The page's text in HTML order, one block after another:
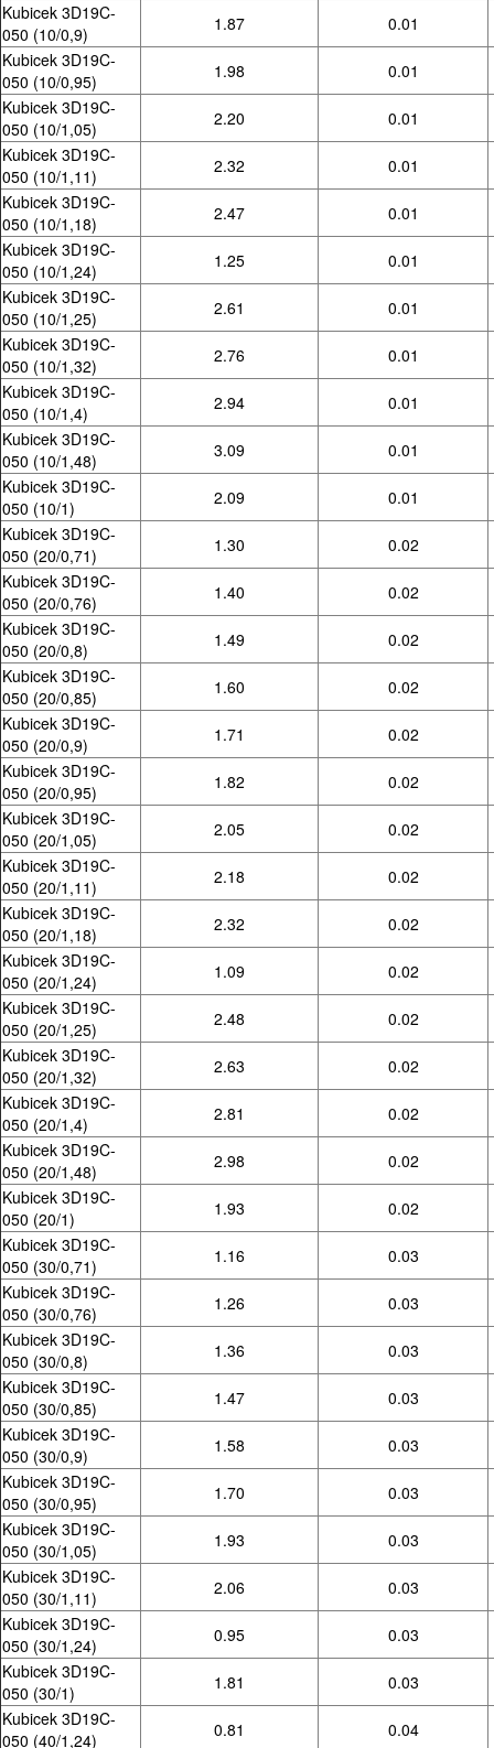
Kubicek 3D19C-
050 (10/0,9)
1.87
0.01
Kubicek 3D19C-
050 (10/0,95)
1.98
0.01
Kubicek 3D19C-
050 (10/1,05)
2.20
0.01
Kubicek 3D19C-
050 (10/1,11)
2.32
0.01
Kubicek 3D19C-
050 (10/1,18)
2.47
0.01
Kubicek 3D19C-
050 (10/1,24)
1.25
0.01
Kubicek 3D19C-
050 (10/1,25)
2.61
0.01
Kubicek 3D19C-
050 (10/1,32)
2.76
0.01
Kubicek 3D19C-
050 (10/1,4)
2.94
0.01
Kubicek 3D19C-
050 (10/1,48)
3.09
0.01
Kubicek 3D19C-
050 (10/1)
2.09
0.01
Kubicek 3D19C-
050 (20/0,71)
1.30
0.02
Kubicek 3D19C-
050 (20/0,76)
1.40
0.02
Kubicek 3D19C-
050 (20/0,8)
1.49
0.02
Kubicek 3D19C-
050 (20/0,85)
1.60
0.02
Kubicek 3D19C-
050 (20/0,9)
1.71
0.02
Kubicek 3D19C-
050 (20/0,95)
1.82
0.02
Kubicek 3D19C-
050 (20/1,05)
2.05
0.02
Kubicek 3D19C-
050 (20/1,11)
2.18
0.02
Kubicek 3D19C-
050 (20/1,18)
2.32
0.02
Kubicek 3D19C-
050 (20/1,24)
1.09
0.02
Kubicek 3D19C-
050 (20/1,25)
2.48
0.02
Kubicek 3D19C-
050 (20/1,32)
2.63
0.02
Kubicek 3D19C-
050 (20/1,4)
2.81
0.02
Kubicek 3D19C-
050 (20/1,48)
2.98
0.02
Kubicek 3D19C-
050 (20/1)
1.93
0.02
Kubicek 3D19C-
050 (30/0,71)
1.16
0.03
Kubicek 3D19C-
050 (30/0,76)
1.26
0.03
Kubicek 3D19C-
050 (30/0,8)
1.36
0.03
Kubicek 3D19C-
050 (30/0,85)
1.47
0.03
Kubicek 3D19C-
050 (30/0,9)
1.58
0.03
Kubicek 3D19C-
050 (30/0,95)
1.70
0.03
Kubicek 3D19C-
050 (30/1,05)
1.93
0.03
Kubicek 3D19C-
050 (30/1,11)
2.06
0.03
Kubicek 3D19C-
050 (30/1,24)
0.95
0.03
Kubicek 3D19C-
050 (30/1)
1.81
0.03
Kubicek 3D19C-
050 (40/1,24)
0.81 0.04